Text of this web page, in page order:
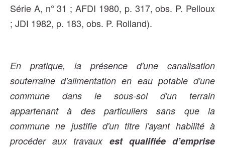
Série A, n° 31 ; AFDI 1980, p. 317, obs. P. Pelloux
; JDI 1982, p. 183, obs. P. Rolland).
En pratique, la présence d'une canalisation
souterraine d'alimentation en eau potable d'une
commune dans le sous-sol d'un terrain
appartenant à des particuliers sans que la
commune ne justifie d'un titre l'ayant habilité à
procéder aux travaux est qualifiée d’emprise